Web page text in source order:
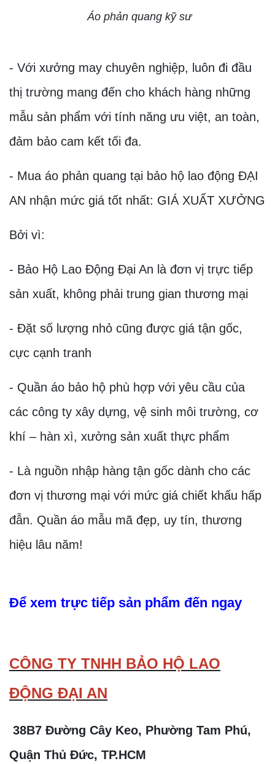
Áo phản quang kỹ sư
- Với xưởng may chuyên nghiệp, luôn đi đầu
thị trường mang đến cho khách hàng những
mẫu sản phẩm với tính năng ưu việt, an toàn,
đảm bảo cam kết tối đa.
- Mua áo phản quang tại bảo hộ lao động ĐẠI
AN nhận mức giá tốt nhất: GIÁ XUẤT XƯỞNG
Bởi vì:
- Bảo Hộ Lao Động Đại An là đơn vị trực tiếp
sản xuất, không phải trung gian thương mại
- Đặt số lượng nhỏ cũng được giá tận gốc,
cực cạnh tranh
- Quần áo bảo hộ phù hợp với yêu cầu của
các công ty xây dựng, vệ sinh môi trường, cơ
khí – hàn xì, xưởng sản xuất thực phẩm
- Là nguồn nhập hàng tận gốc dành cho các
đơn vị thương mại với mức giá chiết khấu hấp
đẫn. Quần áo mẫu mã đẹp, uy tín, thương
hiệu lâu năm!
Để xem trực tiếp sản phẩm đến ngay
CÔNG TY TNHH BẢO HỘ LAO
ĐỘNG ĐẠI AN
38B7 Đường Cây Keo, Phường Tam Phú,
Quận Thủ Đức, TP.HCM